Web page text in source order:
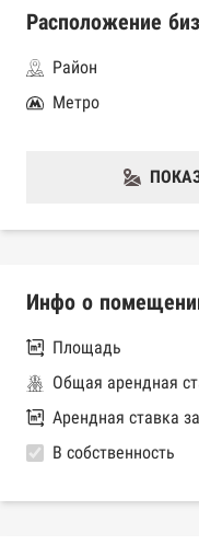
Расположение
Район
Метро
Инфо о
Площадь
Общая арендная
Арендная ставка
В собственность